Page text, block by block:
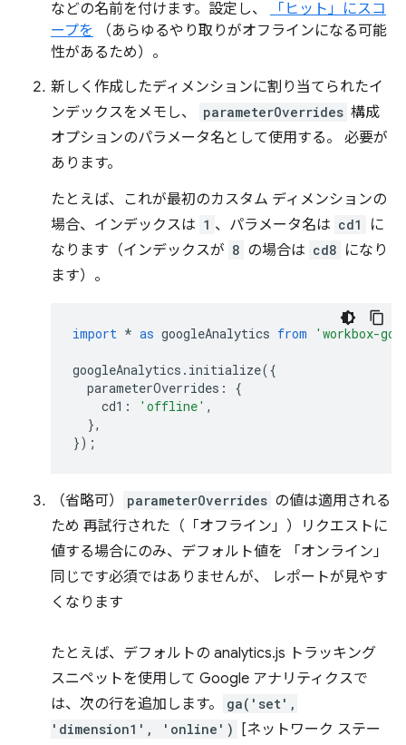
などの名前を付けます。設定し、
「ヒット」にスコ
ープを （あらゆるやり取りがオフラインになる可能
性があるため）。
新しく作成したディメンションに割り当てられたイ
ンデックスをメモし、
parameterOverrides 構成
オプションのパラメータ名として使用する。 必要が
あります。
たとえば、これが最初のカスタム ディメンションの
場合、インデックスは 1 、パラメータ名は cd1
に
なります（インデックスが 8 の場合は cd8 になり
ます）。
import * as googleAnalytics from 'workbox-
googleAnalytics . initialize({
parameterOverrides :
{
cd1 : 'offline' ,
},
});
（省略可） parameterOverrides の値は適用される
ため 再試行された（「オフライン」）リクエストに
値する場合にのみ、デフォルト値を 「オンライン」
同じです必須ではありませんが、 レポートが見やす
くなります
たとえば、デフォルトの analytics.js トラッキング
スニペットを使用して Google アナリティクスで
は、次の行を追加します。
ga('set',
'dimension1', 'online')
[ネットワーク ステー